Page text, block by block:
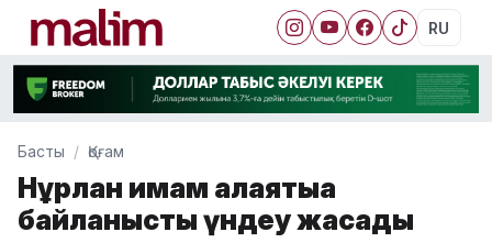
RU
Басты Қоғам
Нұрлан имам алаяқтыққа
байланысты үндеу жасады